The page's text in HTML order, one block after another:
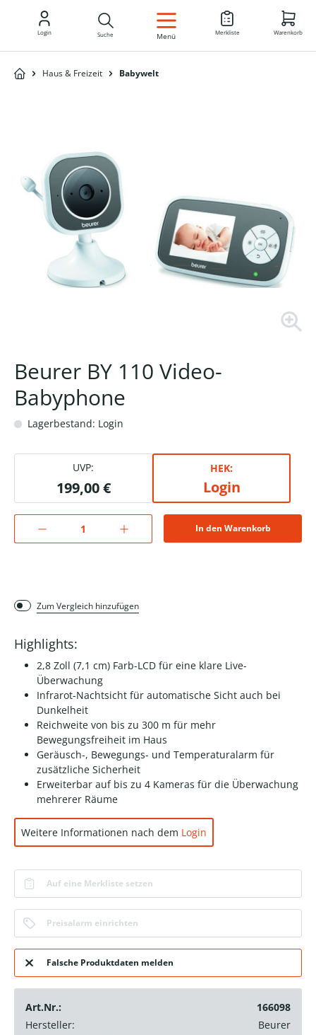
DE
Login Suche Menü Merkliste Warenkorb
Haus & Freizeit Babywelt
Beurer BY 110 Video-
Babyphone
Lagerbestand: Login
UVP:
199,00 €
HEK:
Login
In den Warenkorb
Zum Vergleich hinzufügen
Highlights:
2,8 Zoll (7,1 cm) Farb-LCD für eine klare Live-
Überwachung
Infrarot-Nachtsicht für automatische Sicht auch bei
Dunkelheit
Reichweite von bis zu 300 m für mehr
Bewegungsfreiheit im Haus
Geräusch-, Bewegungs- und Temperaturalarm für
zusätzliche Sicherheit
Erweiterbar auf bis zu 4 Kameras für die Überwachung
mehrerer Räume
Weitere Informationen nach dem Login
Auf eine Merkliste setzen
Preisalarm einrichten
Falsche Produktdaten melden
Art.Nr.:
166098
Hersteller:
Beurer